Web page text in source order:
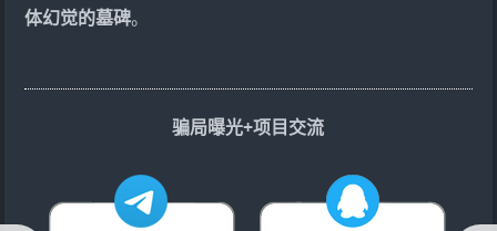
体幻觉的墓碑。
骗局曝光+项目交流